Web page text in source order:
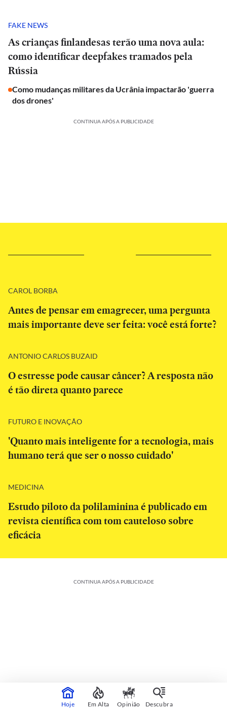
FAKE NEWS
As crianças finlandesas terão uma nova aula:
como identificar deepfakes tramados pela
Rússia
Como mudanças militares da Ucrânia impactarão 'guerra
dos drones'
CONTINUA APÓS A PUBLICIDADE
CAROL BORBA
Antes de pensar em emagrecer, uma pergunta
mais importante deve ser feita: você está forte?
ANTONIO CARLOS BUZAID
O estresse pode causar câncer? A resposta não
é tão direta quanto parece
FUTURO E INOVAÇÃO
'Quanto mais inteligente for a tecnologia, mais
humano terá que ser o nosso cuidado'
MEDICINA
Estudo piloto da polilaminina é publicado em
revista científica com tom cauteloso sobre
eficácia
CONTINUA APÓS A PUBLICIDADE
Colunistas
Hoje Em Alta Opinião Descubra